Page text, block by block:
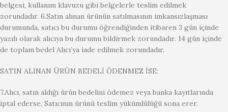
belgesi, kullanım klavuzu gibi belgelerle teslim edilmek
zorundadır. 6.Satın alınan ürünün satılmasının imkansızlaşması
durumunda, satıcı bu durumu öğrendiğinden itibaren 3 gün içinde
yazılı olarak alıcıya bu durumu bildirmek zorundadır. 14 gün içinde
de toplam bedel Alıcı’ya iade edilmek zorundadır.
SATIN ALINAN ÜRÜN BEDELİ ÖDENMEZ İSE:
7.Alıcı, satın aldığı ürün bedelini ödemez veya banka kayıtlarında
iptal ederse, Satıcının ürünü teslim yükümlülüğü sona erer.